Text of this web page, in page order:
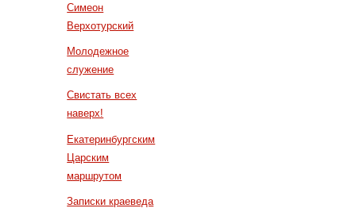
Симеон
Верхотурский
Молодежное
служение
Свистать всех
наверх!
Екатеринбургским
Царским
маршрутом
Записки краеведа